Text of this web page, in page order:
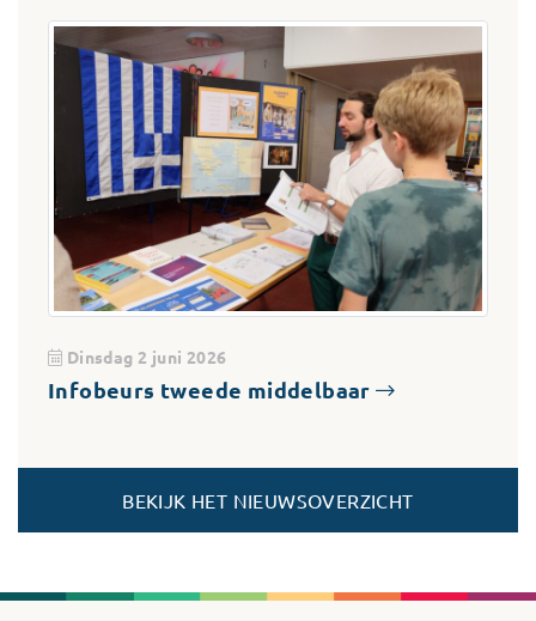
Dinsdag 2 juni 2026
Infobeurs tweede middelbaar
BEKIJK HET NIEUWSOVERZICHT